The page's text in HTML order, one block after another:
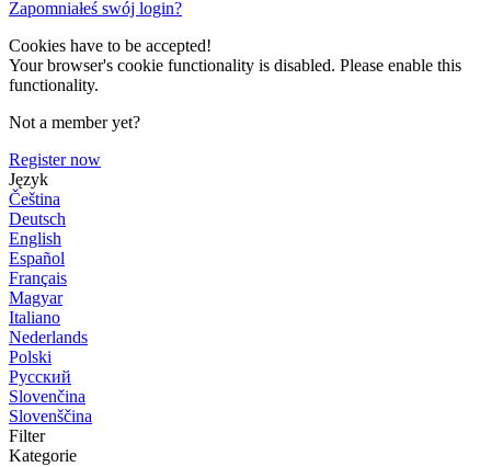
Zapomniałeś swój login?
Cookies have to be accepted!
Your browser's cookie functionality is disabled. Please enable this
functionality.
Not a member yet?
Register now
Język
Čeština
Deutsch
English
Español
Français
Magyar
Italiano
Nederlands
Polski
Русский
Slovenčina
Slovenščina
Filter
Kategorie